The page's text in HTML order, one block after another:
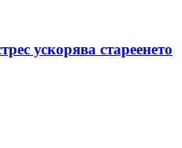
ускорява стареенето